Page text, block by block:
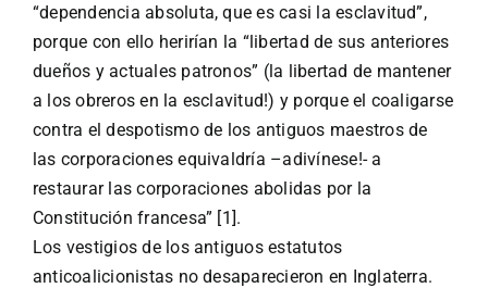
“dependencia absoluta, que es casi la esclavitud”,
porque con ello herirían la “libertad de sus anteriores
dueños y actuales patronos” (la libertad de mantener
a los obreros en la esclavitud!) y porque el coaligarse
contra el despotismo de los antiguos maestros de
las corporaciones equivaldría –adivínese!- a
restaurar las corporaciones abolidas por la
Constitución francesa” [1].
Los vestigios de los antiguos estatutos
anticoalicionistas no desaparecieron en Inglaterra.